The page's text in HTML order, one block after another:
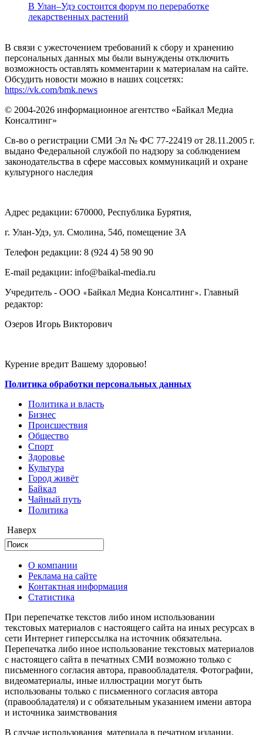
В Улан–Удэ состоится форум по переработке
лекарственных растений
В связи с ужесточением требований к сбору и хранению
персональных данных мы были вынуждены отключить
возможность оставлять комментарии к материалам на сайте.
Обсудить новости можно в наших соцсетях:
https://vk.com/bmk.news
© 2004-2026 информационное агентство «Байкал Медиа
Консалтинг»
Св-во о регистрации СМИ Эл № ФС 77-22419 от 28.11.2005 г.
выдано Федеральной службой по надзору за соблюдением
законодательства в сфере массовых коммуникаций и охране
культурного наследия
Адрес редакции: 670000, Республика Бурятия,
г. Улан-Удэ, ул. Смолина, 54б, помещение 3А
Телефон редакции: ‎‎8 (924 4) 58 90 90
E-mail редакции: info@baikal-media.ru
Учредитель - ООО «Байкал Медиа Консалтинг». Главный
редактор:
Озеров Игорь Викторович
Курение вредит Вашему здоровью!
Политика обработки персональных данных
Политика и власть
Бизнес
Происшествия
Общество
Cпорт
Здоровье
Культура
Город живёт
Байкал
Чайный путь
Политика
Наверх
О компании
Реклама на сайте
Контактная информация
Статистика
При перепечатке текстов либо ином использовании
текстовых материалов с настоящего сайта на иных ресурсах в
сети Интернет гиперссылка на источник обязательна.
Перепечатка либо иное использование текстовых материалов
с настоящего сайта в печатных СМИ возможно только с
письменного согласия автора, правообладателя. Фотографии,
видеоматериалы, иные иллюстрации могут быть
использованы только с письменного согласия автора
(правообладателя) и с обязательным указанием имени автора
и источника заимствования
В случае использования материала в печатном издании,